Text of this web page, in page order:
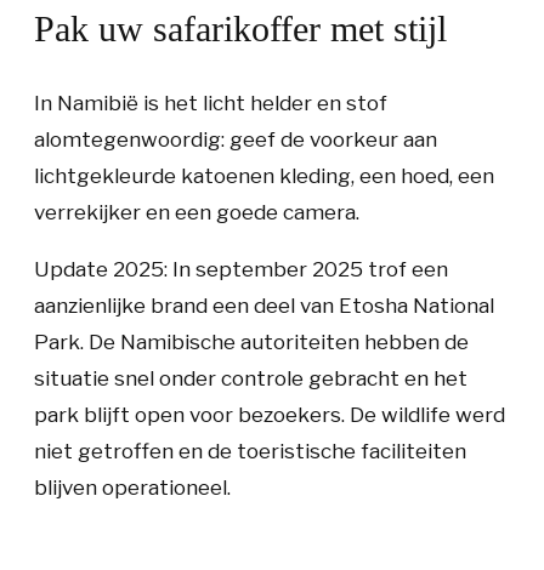
Pak uw safarikoffer met stijl
In Namibië is het licht helder en stof
alomtegenwoordig: geef de voorkeur aan
lichtgekleurde katoenen kleding, een hoed, een
verrekijker en een goede camera.
Update 2025: In september 2025 trof een
aanzienlijke brand een deel van Etosha National
Park. De Namibische autoriteiten hebben de
situatie snel onder controle gebracht en het
park blijft open voor bezoekers. De wildlife werd
niet getroffen en de toeristische faciliteiten
blijven operationeel.